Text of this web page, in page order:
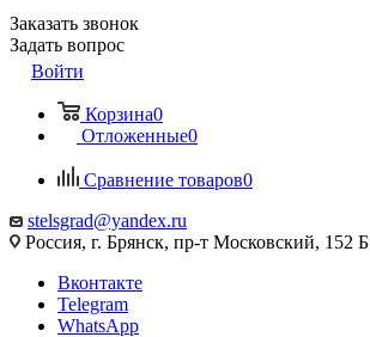
Заказать звонок
Задать вопрос
Войти
Корзина0
Отложенные0
Сравнение товаров0
stelsgrad@yandex.ru
Россия, г. Брянск, пр-т Московский, 152 Б
Вконтакте
Telegram
WhatsApp